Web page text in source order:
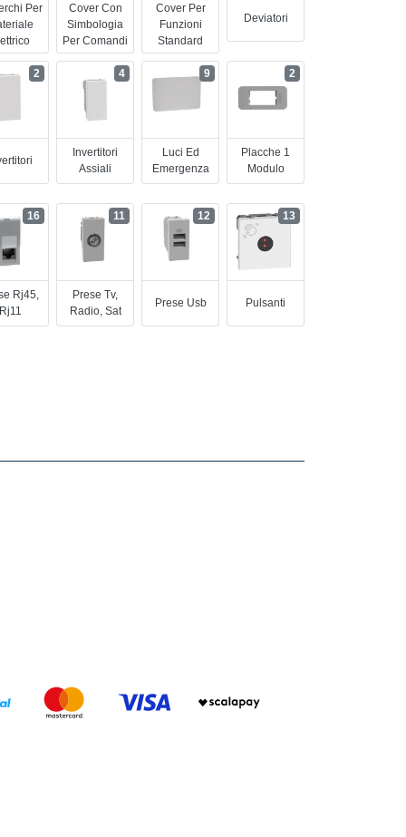
Per
Cover Con
Simbologia
Per Comandi
Cover Per
Funzioni
Standard
Deviatori
2
Invertitori
Assiali
4
Luci Ed
Emergenza
9
Placche 1
Modulo
2
Rj45,
Rj11
16
Prese Tv,
Radio, Sat
11
Prese Usb
12
Pulsanti
13